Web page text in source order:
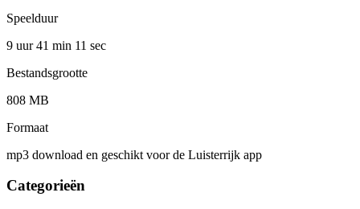
Speelduur
9 uur 41 min 11 sec
Bestandsgrootte
808 MB
Formaat
mp3 download en geschikt voor de Luisterrijk app
Categorieën